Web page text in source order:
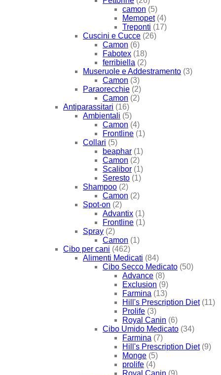
camon (5)
Memopet (4)
Treponti (17)
Cuscini e Cucce (26)
Camon (6)
Fabotex (18)
ferribiella (2)
Museruole e Addestramento (3)
Camon (3)
Paraorecchie (2)
Camon (2)
Antiparassitari (16)
Ambientali (5)
Camon (4)
Frontline (1)
Collari (5)
beaphar (1)
Camon (2)
Scalibor (1)
Seresto (1)
Shampoo (2)
Camon (2)
Spot-on (2)
Advantix (1)
Frontline (1)
Spray (2)
Camon (1)
Cibo per cani (462)
Alimenti Medicati (84)
Cibo Secco Medicato (50)
Advance (8)
Exclusion (9)
Farmina (13)
Hill's Prescription Diet (11)
Prolife (3)
Royal Canin (6)
Cibo Umido Medicato (34)
Farmina (7)
Hill's Prescription Diet (9)
Monge (5)
prolife (4)
Royal Canin (9)